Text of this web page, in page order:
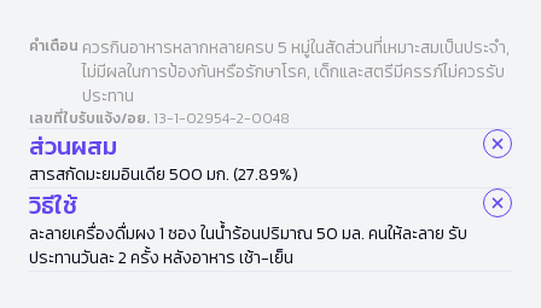
คำเตือน ควรกินอาหารหลากหลายครบ 5 หมู่ในสัดส่วนที่เหมาะสมเป็นประจำ,
ไม่มีผลในการป้องกันหรือรักษาโรค, เด็กและสตรีมีครรภ์ไม่ควรรับ
ประทาน
เลขที่ใบรับแจ้ง/อย. 13-1-02954-2-0048
ส่วนผสม
สารสกัดมะยมอินเดีย 500 มก. (27.89%)
วิธีใช้
ละลายเครื่องดื่มผง 1 ซอง ในน้ำร้อนปริมาณ 50 มล. คนให้ละลาย รับ
ประทานวันละ 2 ครั้ง หลังอาหาร เช้า-เย็น